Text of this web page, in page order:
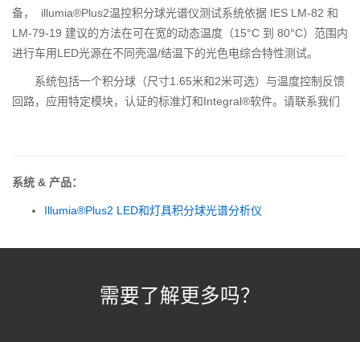
备， illumia®Plus2温控积分球光谱仪测试系统依据 IES LM-82 和
LM-79-19 建议的方法在可在宽的动态温度（15°C 到 80°C）范围内
进行车用LED光源在不同壳温/结温下的光色电综合特性测试。
系统包括一个积分球（尺寸1.65米和2米可选）与温度控制反馈
回路，应用特定模块，认证的标准灯和Integral®软件。请联系我们
系统 & 产品：
Illumia®Plus2 LED和灯具积分球光谱分析仪
需要了解更多吗？